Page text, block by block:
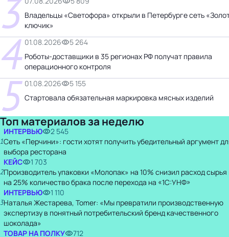
3 Владельцы «Светофора» открыли в Петербурге сеть
ключик»
4 01.08.2026
5 264
Роботы-доставщики в 35 регионах РФ получат правила
операционного контроля
5 01.08.2026
5 155
Стартовала обязательная маркировка мясных изделий
Топ материалов за неделю
1
ИНТЕРВЬЮ
2 545
Сеть «Перчини»: гости хотят получить убедительный аргумент
выбора ресторана
2
КЕЙС
1 703
Производитель упаковки «Молопак» на 10% снизил расход сырья
на 25% количество брака после перехода на «1С:УНФ»
3
ИНТЕРВЬЮ
1 110
Наталья Жестарева, Tomer: «Мы превратили производственную
экспертизу в понятный потребительский бренд качественного
шоколада»
ТОВАР НА ПОЛКУ
712